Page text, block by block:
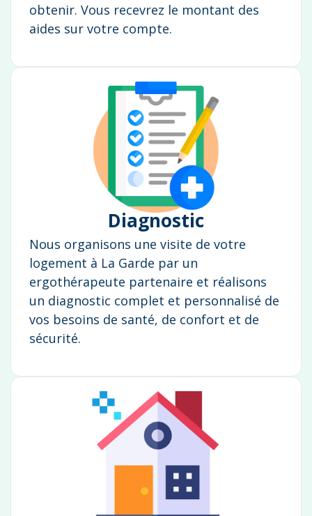
obtenir. Vous recevrez le montant des
aides sur votre compte.
Diagnostic
Nous organisons une visite de votre
logement à La Garde par un
ergothérapeute partenaire et réalisons
un diagnostic complet et personnalisé de
vos besoins de santé, de confort et de
sécurité.